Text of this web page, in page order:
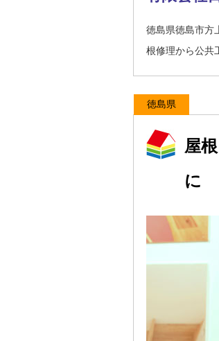
徳島県徳島市方
根修理から公共
徳島県
屋
に